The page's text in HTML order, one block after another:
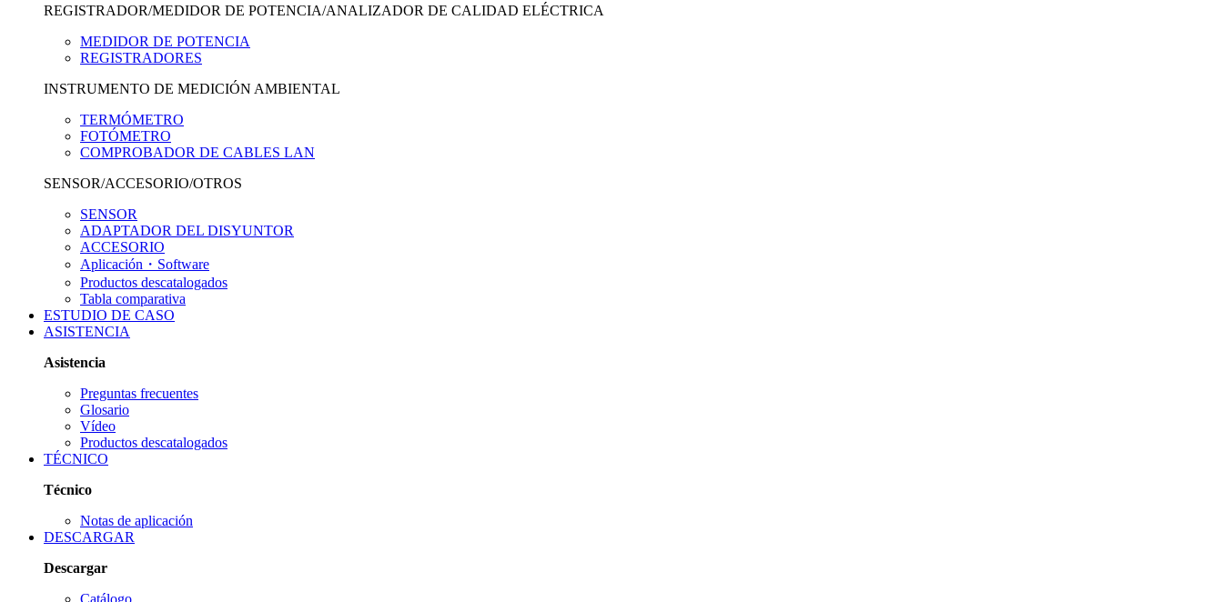
REGISTRADOR/MEDIDOR DE POTENCIA/ANALIZADOR DE CALIDAD ELÉCTRICA
MEDIDOR DE POTENCIA
REGISTRADORES
INSTRUMENTO DE MEDICIÓN AMBIENTAL
TERMÓMETRO
FOTÓMETRO
COMPROBADOR DE CABLES LAN
SENSOR/ACCESORIO/OTROS
SENSOR
ADAPTADOR DEL DISYUNTOR
ACCESORIO
Aplicación・Software
Productos descatalogados
Tabla comparativa
ESTUDIO DE CASO
ASISTENCIA
Asistencia
Preguntas frecuentes
Glosario
Vídeo
Productos descatalogados
TÉCNICO
Técnico
Notas de aplicación
DESCARGAR
Descargar
Catálogo